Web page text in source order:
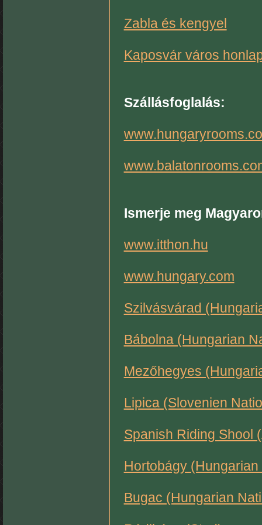
Zabla és kengyel
Kaposvár város
Szállásfoglalás:
Ismerje meg
www.itthon.hu
www.hungary.com
Szilvásvárad
Bábolna (Hungarian
Mezőhegyes
Lipica (Slovenien
Spanish Riding Shool
Hortobágy
Bugac (Hungarian